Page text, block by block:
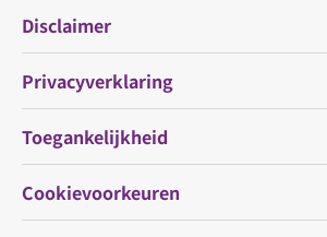
Disclaimer
Privacyverklaring
Toegankelijkheid
Cookievoorkeuren